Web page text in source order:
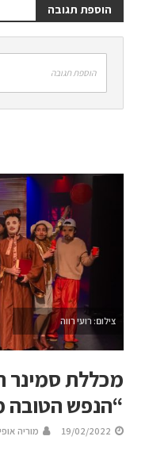
הוספת תגובה
הוספת תגובה
צילום: רועי רווה
מכללת סמינר
“הנפש הטובה
19/02/2022 מוריה